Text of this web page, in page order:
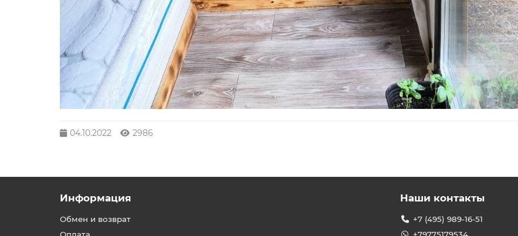
04.10.2022 2986
Информация
Обмен и возврат
Наши контакты
+7 (495) 989-16-51